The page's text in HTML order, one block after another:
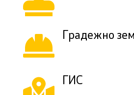
Градежно
ГИС